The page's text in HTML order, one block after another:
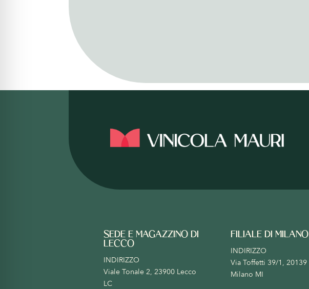
SEDE E MAGAZZINO DI
LECCO
INDIRIZZO
Viale Tonale 2, 23900 Lecco
LC
FILIALE DI MILANO
INDIRIZZO
Via Toffetti 39/1, 20139
Milano MI